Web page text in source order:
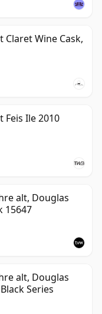
Claret Wine Cask,
Feis Ile 2010
alt, Douglas
15647
alt, Douglas
Series